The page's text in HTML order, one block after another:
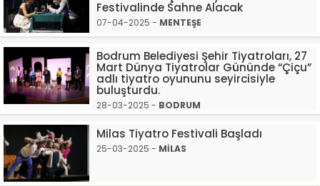
Festivalinde Sahne Alacak
07-04-2025 - MENTEŞE
Bodrum Belediyesi Şehir Tiyatroları, 27
Mart Dünya Tiyatrolar Gününde “Çiçu”
adlı tiyatro oyununu seyircisiyle
buluşturdu.
28-03-2025 - BODRUM
Milas Tiyatro Festivali Başladı
25-03-2025 - MİLAS